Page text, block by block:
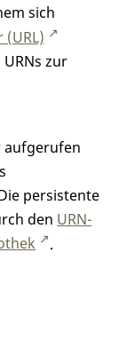
sich
zur
aufgerufen
persistente
den URN-
.